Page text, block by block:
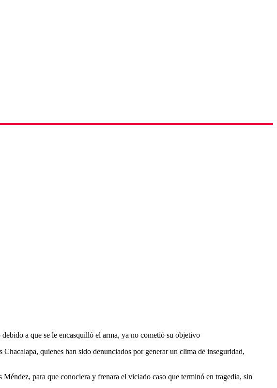
a que se le encasquilló el arma, ya no cometió su objetivo
quienes han sido denunciados por generar un clima de inseguridad,
para que conociera y frenara el viciado caso que terminó en tragedia, sin